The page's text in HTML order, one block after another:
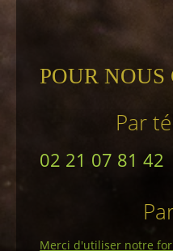
POUR
Par
02 21 07 81 42
Merci d'utiliser notre